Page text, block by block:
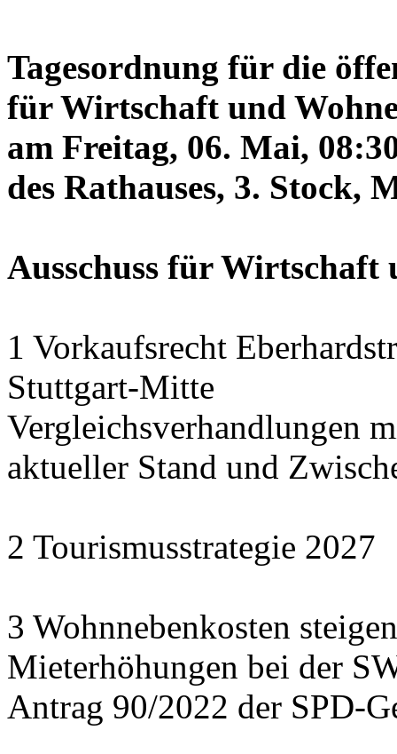
Tagesordnung für die
für Wirtschaft und
am Freitag, 06. Mai,
des Rathauses, 3. Stock,
Ausschuss für Wirtschaft
1 Vorkaufsrecht
Stuttgart-Mitte
Vergleichsverhandlungen
aktueller Stand und
2 Tourismusstrategie 2027
3 Wohnnebenkosten
Mieterhöhungen bei der
Antrag 90/2022 der SPD-